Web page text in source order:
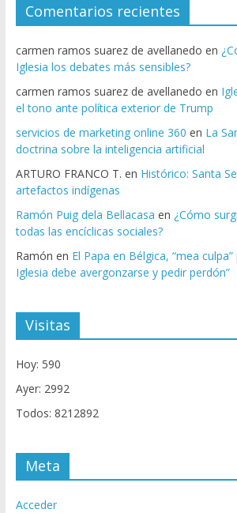
Comentarios recientes
carmen ramos suarez de avellanedo en
Iglesia los debates más sensibles?
carmen ramos suarez de avellanedo en
el tono ante política exterior de Trump
servicios de marketing online 360 en La
doctrina sobre la inteligencia artificial
ARTURO FRANCO T. en Histórico: Santa
artefactos indígenas
Ramón Puig dela Bellacasa en ¿Cómo
todas las encíclicas sociales?
Ramón en El Papa en Bélgica, “mea
Iglesia debe avergonzarse y pedir perdón”
Visitas
Hoy: 590
Ayer: 2992
Todos: 8212892
Meta
Acceder